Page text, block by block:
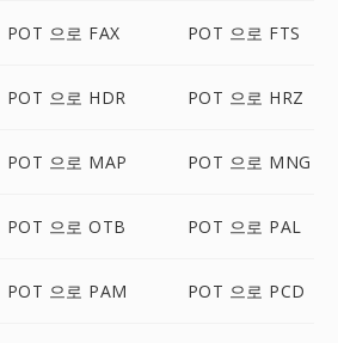
POT 으로 FAX POT 으로 FTS
POT 으로 HDR POT 으로 HRZ
POT 으로 MAP POT 으로 MNG
POT 으로 OTB POT 으로 PAL
POT 으로 PAM POT 으로 PCD